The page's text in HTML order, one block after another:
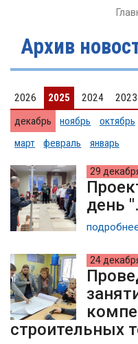
Архив
2026 2025 2024 2023
декабрь
ноябрь октябрь
март
февраль январь
29
день ".
24
строительных